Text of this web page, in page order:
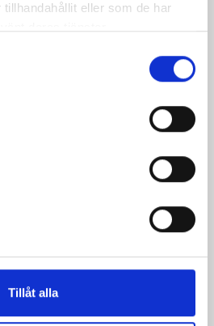
eller som de har
Tillåt alla
månad (i genomsnitt).
har en upplaga på cirka 13 500